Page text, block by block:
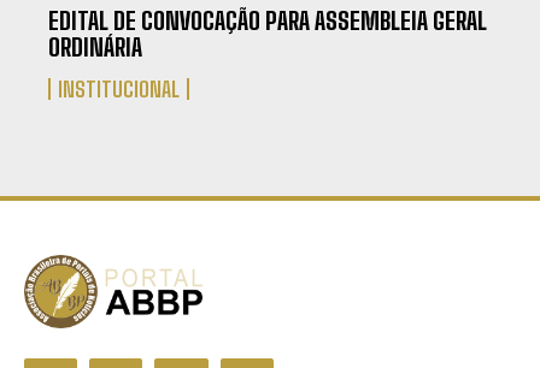
EDITAL DE CONVOCAÇÃO PARA ASSEMBLEIA GERAL
ORDINÁRIA
INSTITUCIONAL